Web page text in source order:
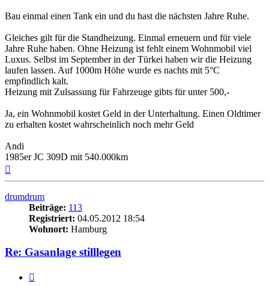
Bau einmal einen Tank ein und du hast die nächsten Jahre Ruhe.
Gleiches gilt für die Standheizung. Einmal erneuern und für viele
Jahre Ruhe haben. Ohne Heizung ist fehlt einem Wohnmobil viel
Luxus. Selbst im September in der Türkei haben wir die Heizung
laufen lassen. Auf 1000m Höhe wurde es nachts mit 5°C
empfindlich kalt.
Heizung mit Zulsassung für Fahrzeuge gibts für unter 500,-
Ja, ein Wohnmobil kostet Geld in der Unterhaltung. Einen Oldtimer
zu erhalten kostet wahrscheinlich noch mehr Geld
Andi
1985er JC 309D mit 540.000km
drumdrum
Beiträge: 113
Registriert: 04.05.2012 18:54
Wohnort: Hamburg
Re: Gasanlage stilllegen